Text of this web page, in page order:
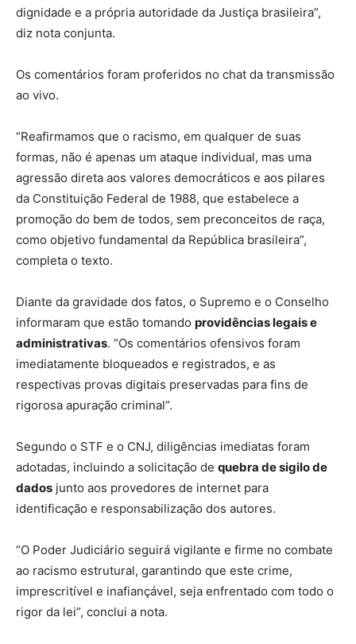
dignidade e a própria autoridade da Justiça brasileira”,
diz nota conjunta.
Os comentários foram proferidos no chat da transmissão
ao vivo.
“Reafirmamos que o racismo, em qualquer de suas
formas, não é apenas um ataque individual, mas uma
agressão direta aos valores democráticos e aos pilares
da Constituição Federal de 1988, que estabelece a
promoção do bem de todos, sem preconceitos de raça,
como objetivo fundamental da República brasileira”,
completa o texto.
Diante da gravidade dos fatos, o Supremo e o Conselho
informaram que estão tomando providências legais e
administrativas. “Os comentários ofensivos foram
imediatamente bloqueados e registrados, e as
respectivas provas digitais preservadas para fins de
rigorosa apuração criminal”.
Segundo o STF e o CNJ, diligências imediatas foram
adotadas, incluindo a solicitação de quebra de sigilo de
dados junto aos provedores de internet para
identificação e responsabilização dos autores.
“O Poder Judiciário seguirá vigilante e firme no combate
ao racismo estrutural, garantindo que este crime,
imprescritível e inafiançável, seja enfrentado com todo o
rigor da lei”, conclui a nota.